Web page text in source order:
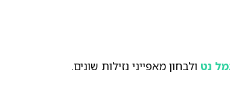
נט ולבחון מאפייני נזילות שונים.